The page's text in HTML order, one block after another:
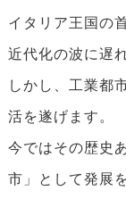
イタリア王国の
近代化の波に遅
しかし、工業都
活を遂げます。
今ではその歴史
市」として発展